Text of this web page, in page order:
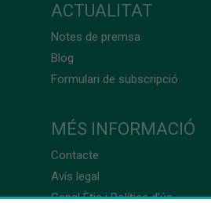
ACTUALITAT
Notes de premsa
Blog
Formulari de subscripció
MÉS INFORMACIÓ
Contacte
Avís legal
Canal Ètic i Política d’ús